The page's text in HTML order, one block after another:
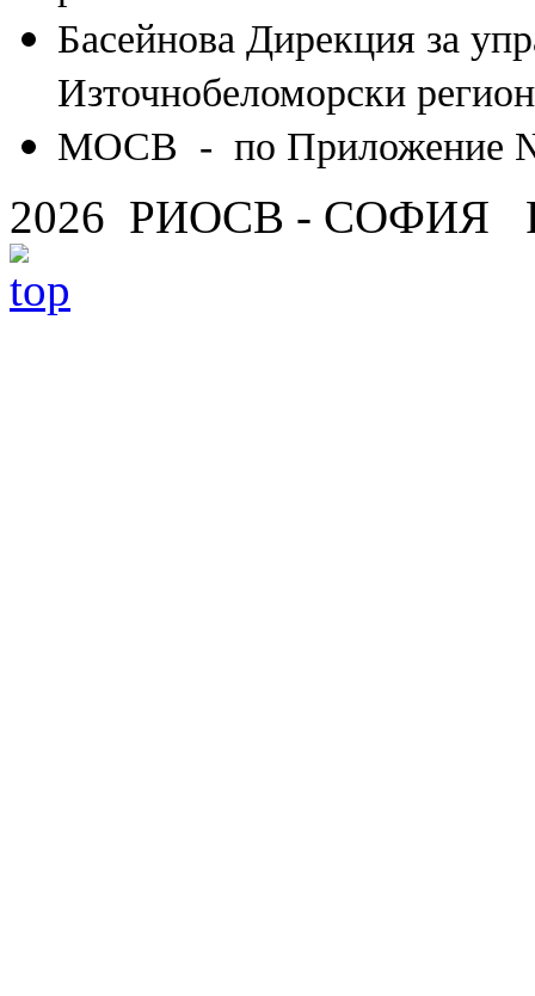
Басейнова Дирекция за
Източнобеломорски
МОСВ - по Приложение №
2026 РИОСВ - СОФИЯ